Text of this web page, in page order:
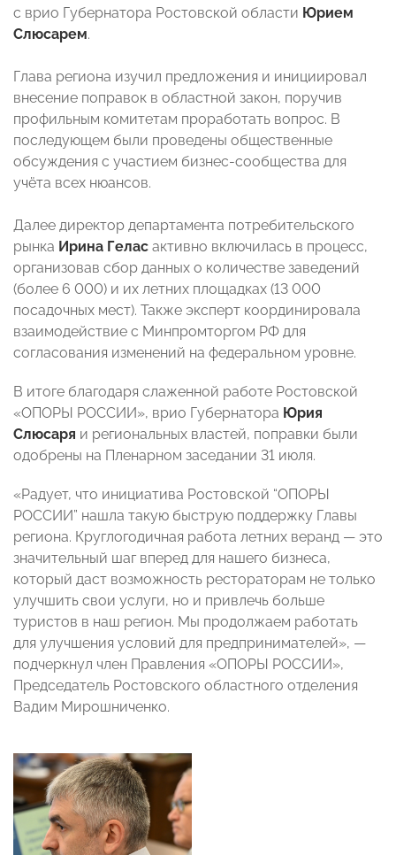
с врио Губернатора Ростовской области Юрием
Слюсарем.
Глава региона изучил предложения и инициировал
внесение поправок в областной закон, поручив
профильным комитетам проработать вопрос. В
последующем были проведены общественные
обсуждения с участием бизнес-сообщества для
учёта всех нюансов.
Далее директор департамента потребительского
рынка Ирина Гелас активно включилась в процесс,
организовав сбор данных о количестве заведений
(более 6 000) и их летних площадках (13 000
посадочных мест). Также эксперт координировала
взаимодействие с Минпромторгом РФ для
согласования изменений на федеральном уровне.
В итоге благодаря слаженной работе Ростовской
«ОПОРЫ РОССИИ», врио Губернатора Юрия
Слюсаря и региональных властей, поправки были
одобрены на Пленарном заседании 31 июля.
«Радует, что инициатива Ростовской “ОПОРЫ
РОССИИ” нашла такую быструю поддержку Главы
региона. Круглогодичная работа летних веранд — это
значительный шаг вперед для нашего бизнеса,
который даст возможность рестораторам не только
улучшить свои услуги, но и привлечь больше
туристов в наш регион. Мы продолжаем работать
для улучшения условий для предпринимателей», —
подчеркнул член Правления «ОПОРЫ РОССИИ»,
Председатель Ростовского областного отделения
Вадим Мирошниченко.